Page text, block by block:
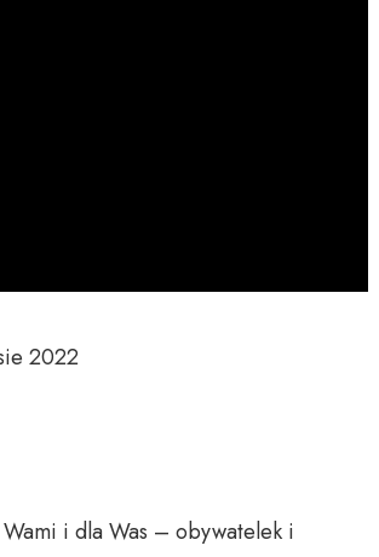
2022
i dla Was – obywatelek i